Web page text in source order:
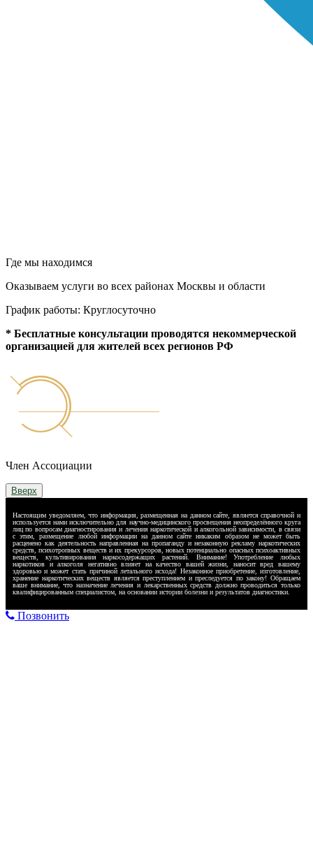
Где мы находимся
Оказываем услуги во всех районах Москвы и области
График работы: Круглосуточно
* Бесплатные консультации проводятся некоммерческой
организацией для жителей всех регионов РФ
Член Ассоциации
Вверх
Настоящим уведомляем, что информация, размещенная на данном сайте, является справочной и
используется нами исключительно для научно-медицинского просвещения неопределённого круга
лиц по вопросам диагностирования и лечения наркотической и алкогольной зависимости, в связи
с этим, размещение любой информации на данном сайте никаким образом не может быть
расценено как деятельность направленная на пропаганду и незаконную рекламу наркотических
средств, психотропных веществ и их прекурсоров, новых потенциально опасных психоактивных
веществ, культивирования наркосодержащих растений. Внимание! Употребление любых
наркотиков и алкоголя негативно влияет на качество вашей жизни, наносит вред вашему
здоровью и может стать причиной летального исхода! Незаконное приобретение, изготовление,
хранение наркотических веществ является преступлением и преследуется по закону! Обращаем
ваше внимание, что назначение лечения и лекарственных средств должно проводиться только
квалифицированным специалистом, на основании истории болезни и результатов диагностики.
Позвонить